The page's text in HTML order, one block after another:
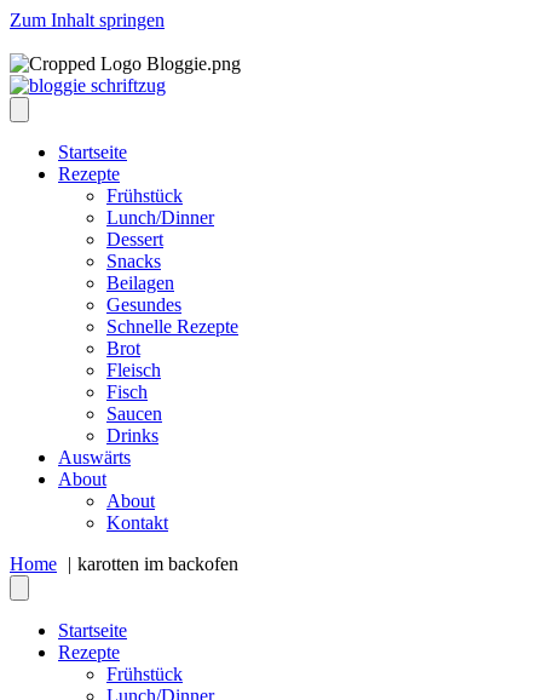
Zum Inhalt springen
Startseite
Rezepte
Frühstück
Lunch/Dinner
Dessert
Snacks
Beilagen
Gesundes
Schnelle Rezepte
Brot
Fleisch
Fisch
Saucen
Drinks
Auswärts
About
About
Kontakt
Home
karotten im backofen
Startseite
Rezepte
Frühstück
Lunch/Dinner